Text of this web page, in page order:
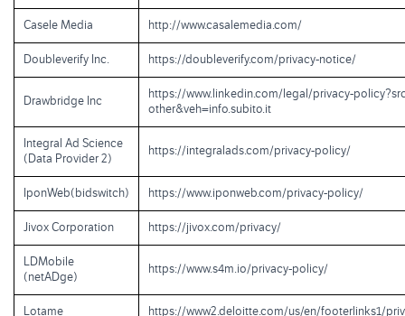
Casele Media http://www.casalemedia.com/
Doubleverify Inc. https://doubleverify.com/privacy-notice/
Drawbridge Inc
https://www.linkedin.com/legal/privacy-
other&veh=info.subito.it
Integral Ad Science
(Data Provider 2)
https://integralads.com/privacy-policy/
IponWeb(bidswitch) https://www.iponweb.com/privacy-policy/
Jivox Corporation https://jivox.com/privacy/
LDMobile
(netADge)
https://www.s4m.io/privacy-policy/
Lotame https://www2.deloitte.com/us/en/footerlinks1/